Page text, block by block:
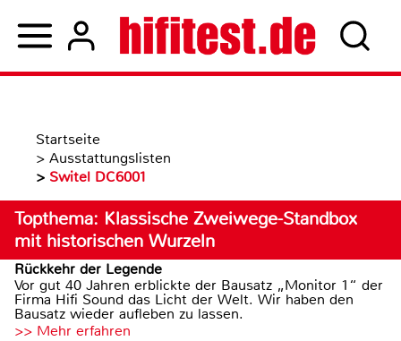
Startseite
> Ausstattungslisten
> Switel DC6001
Topthema: Klassische Zweiwege-Standbox
mit historischen Wurzeln
Rückkehr der Legende
Vor gut 40 Jahren erblickte der Bausatz „Monitor 1“ der
Firma Hifi Sound das Licht der Welt. Wir haben den
Bausatz wieder aufleben zu lassen.
>> Mehr erfahren